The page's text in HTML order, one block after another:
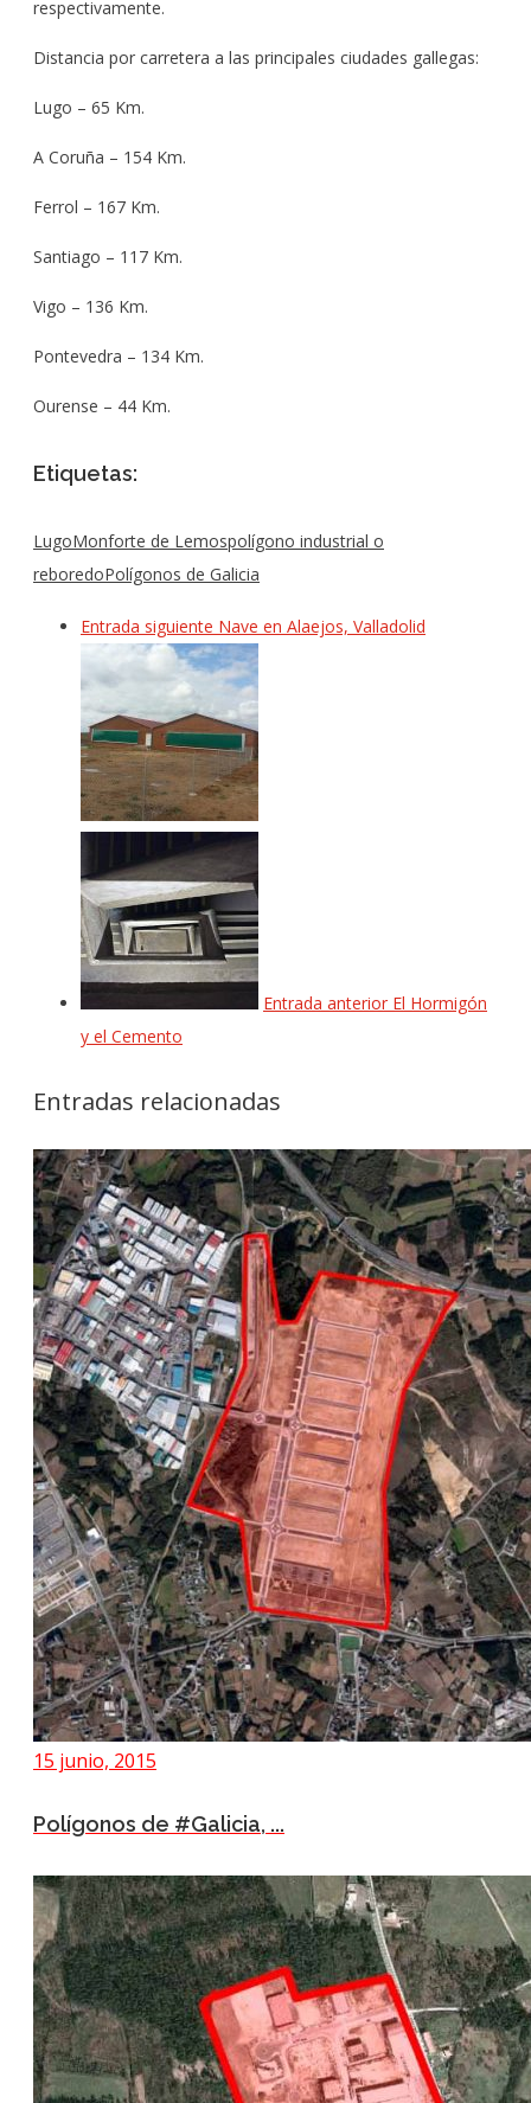
respectivamente.
Distancia por carretera a las principales ciudades gallegas:
Lugo – 65 Km.
A Coruña – 154 Km.
Ferrol – 167 Km.
Santiago – 117 Km.
Vigo – 136 Km.
Pontevedra – 134 Km.
Ourense – 44 Km.
Etiquetas:
LugoMonforte de Lemospolígono industrial o
reboredoPolígonos de Galicia
Entrada siguiente Nave en Alaejos, Valladolid
Entrada anterior El Hormigón
y el Cemento
Entradas relacionadas
15 junio, 2015
Polígonos de #Galicia, ...